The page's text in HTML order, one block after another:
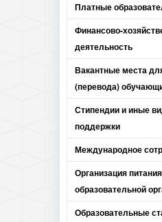
Платные
Финансово-
деятельность
Вакантные места
(перевода)
Стипендии и иные
поддержки
Международное
Организация
образовательной
Образовательные